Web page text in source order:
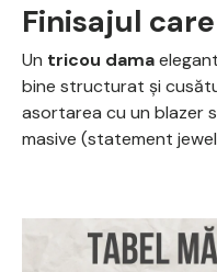
Finisajul
Un tricou dama
bine structurat și
asortarea cu un blazer
masive (statement